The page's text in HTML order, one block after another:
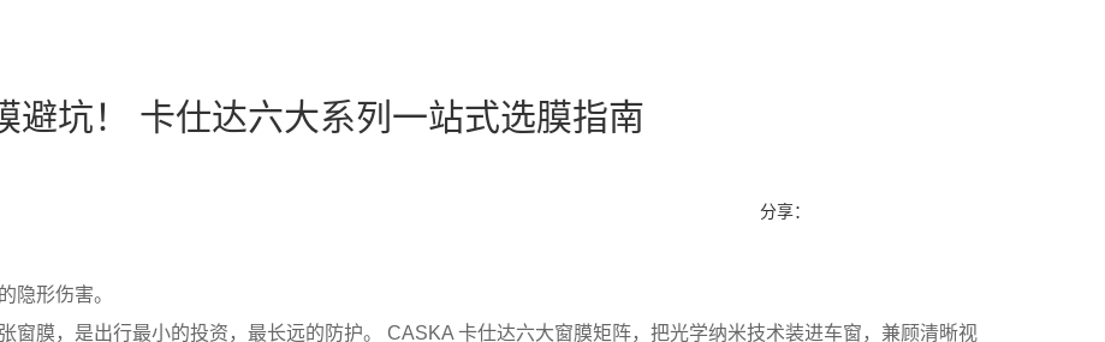
避坑！ 卡仕达六大系列一站式选膜指南
分享：
隐形伤害。
窗膜，是出行最小的投资，最长远的防护。 CASKA 卡仕达六大窗膜矩阵，把光学纳米技术装进车窗，兼顾清晰视